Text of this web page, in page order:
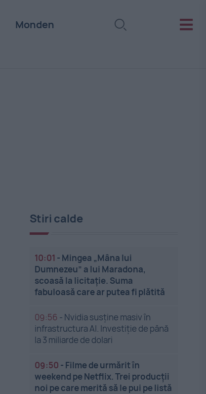
Monden
Stiri calde
10:01 - Mingea „Mâna lui
Dumnezeu” a lui Maradona,
scoasă la licitație. Suma
fabuloasă care ar putea fi plătită
09:56 - Nvidia susține masiv în
infrastructura AI. Investiție de până
la 3 miliarde de dolari
09:50 - Filme de urmărit în
weekend pe Netflix. Trei producții
noi pe care merită să le pui pe listă